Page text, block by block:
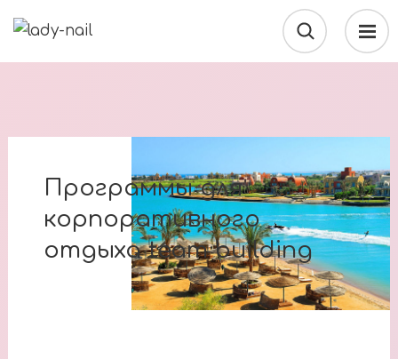
Программы для
корпоративного
отдыха team building